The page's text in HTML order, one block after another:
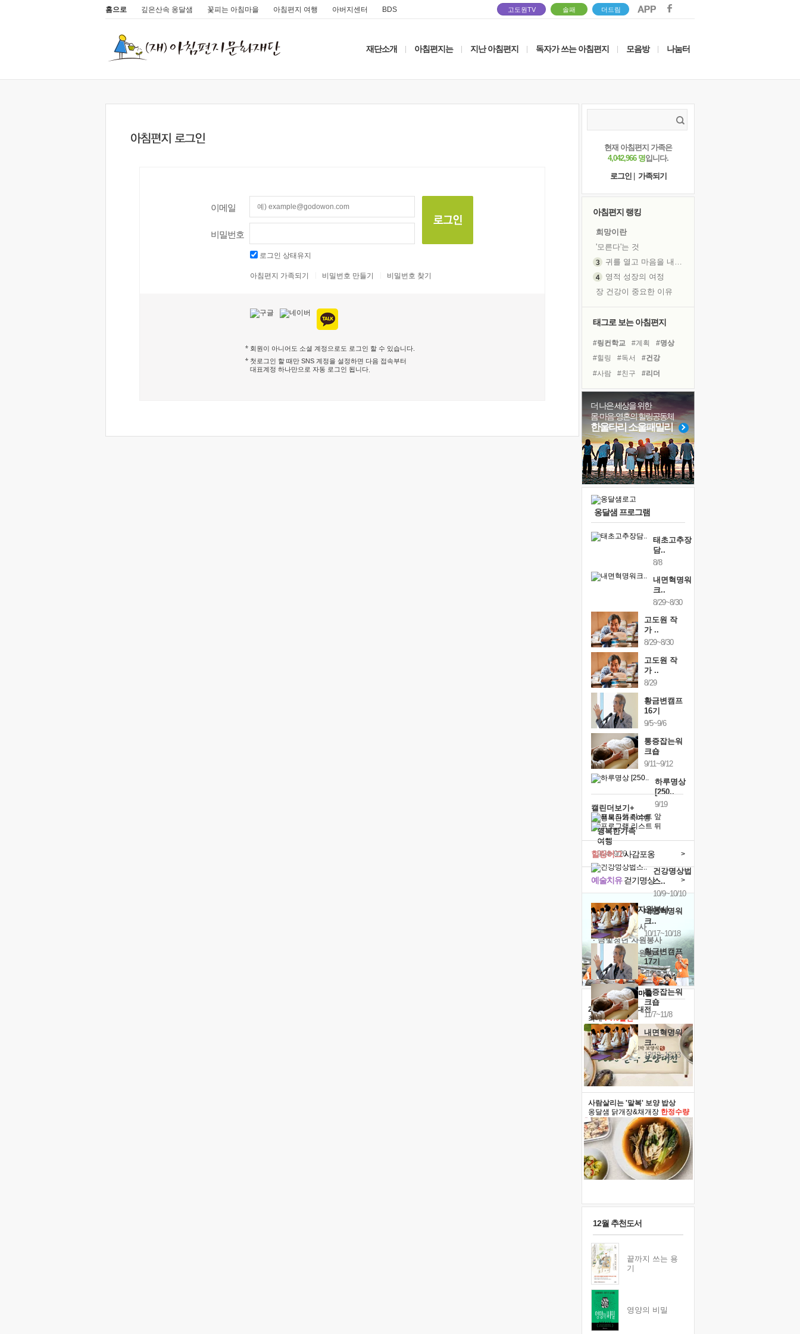
홈으로 깊은산속 옹달샘 꽃피는 아침마을 아침편지 여행 아버지센터 BDS 고도원TV 솔패 더드림
재단소개 아침편지는 지난 아침편지 독자가 쓰는 아침편지 모음방 나눔터
이메일
비밀번호
로그인 상태유지
아침편지 가족되기 비밀번호 만들기 비밀번호 찾기
회원이 아니어도 소셜 계정으로도 로그인 할 수 있습니다.
첫로그인 할 때만 SNS 계정을 설정하면 다음 접속부터
대표계정 하나만으로 자동 로그인 됩니다
현재 아침편지 가족은
4,042,966 명입니다.
로그인
가족되기
아침편지 랭킹
희망이란
'모른다'는 것
귀를 열고 마음을 내어주고
영적 성장의 여정
장 건강이 중요한 이유
흙이 된 몸으로 출근하는 여자
꿈이 실제가 되는 것
'말 타는 법'을 먼저
졸업식 사진을 보며
아픈 아버지를 위한 공간 설계
극심한 변비, 어깨결림, 수면 장애
보고 싶은 어머니
유년 시절의 부산 영도 바다
못된 꼰대들
거울 속의 나
태그로 보는 아침편지
#링컨학교 #계획
#명상
#힐링
#독서
#건강
#사람
#친구
#리더
#아이들
#바이러스
#극복
#다짐
#도움
#나눔
#희망
#선택
#위기
#독서캠프
#면역력
#유튜브
더 나은 세상을 위한
몸·마음·영혼의 힐링공동체
한울타리 소울패밀리
옹달샘 프로그램
태초고추장
담..
8/8
내면혁명워
크..
8/29~8/30
고도원 작
가 ..
8/29~8/30
고도원 작
가 ..
8/29
황금변캠프
16기
9/5~9/6
통증잡는워
크숍
9/11~9/12
하루명상
[250..
9/19
행복한가족
여행
9/24~9/26
건강명상법
스..
10/9~10/10
내면혁명워
크..
10/17~10/18
황금변캠프
17기
10/30~10/31
통증잡는워
크숍
11/7~11/8
내면혁명워
크..
12/12~12/13
캘린더보기+
예술치유걷기명상 >
힐링허그사감포옹 >
'옹달샘의 꽃'자원봉사
· 청년 자원봉사
· 금빛청년 자원봉사
· 음식연구 자원봉사
2026 말복 보양대전
최대74%할인
사람살리는 '말복' 보양 밥상
옹달샘 닭개장&채개장 한정수량
12월 추천도서
끝까지 쓰는 용
기
영양의 비밀